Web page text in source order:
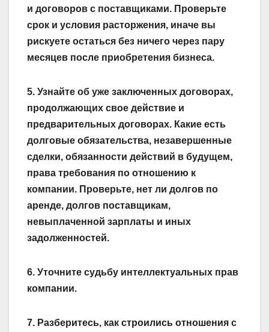
и договоров с поставщиками. Проверьте
срок и условия расторжения, иначе вы
рискуете остаться без ничего через пару
месяцев после приобретения бизнеса.
5. Узнайте об уже заключенных договорах,
продолжающих свое действие и
предварительных договорах. Какие есть
долговые обязательства, незавершенные
сделки, обязанности действий в будущем,
права требования по отношению к
компании. Проверьте, нет ли долгов по
аренде, долгов по­ставщикам,
невыплаченной зарплаты и иных
задолженностей.
6. Уточните судьбу интеллектуальных прав
компании.
7. Разберитесь, как строились отношения с